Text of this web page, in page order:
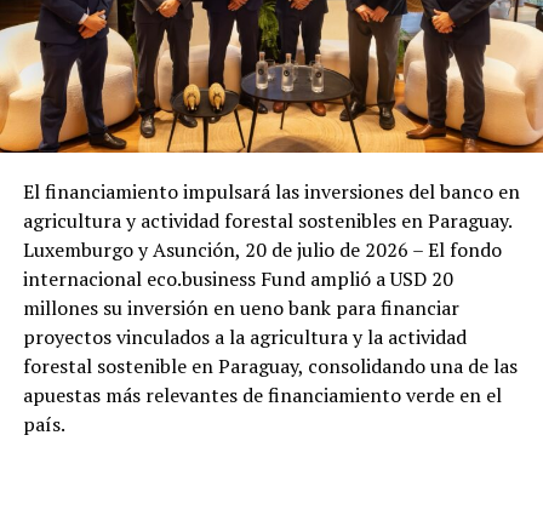
El financiamiento impulsará las inversiones del banco en
agricultura y actividad forestal sostenibles en Paraguay.
Luxemburgo y Asunción, 20 de julio de 2026 – El fondo
internacional eco.business Fund amplió a USD 20
millones su inversión en ueno bank para financiar
proyectos vinculados a la agricultura y la actividad
forestal sostenible en Paraguay, consolidando una de las
apuestas más relevantes de financiamiento verde en el
país.